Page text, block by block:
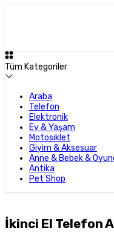
Tüm Kategoriler
Araba
Telefon
Elektronik
Ev & Yaşam
Motosiklet
Giyim & Aksesuar
Anne & Bebek &
Antika
Pet Shop
İkinci El Telefon